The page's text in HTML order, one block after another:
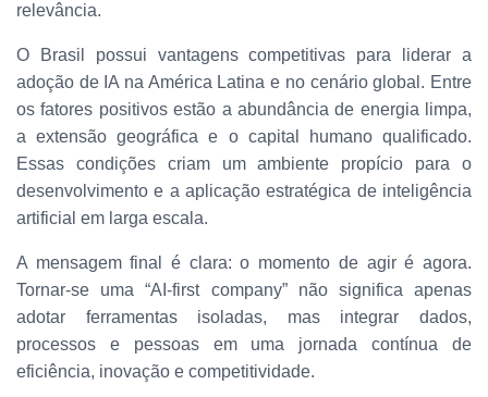
relevância.
O Brasil possui vantagens competitivas para liderar a
adoção de IA na América Latina e no cenário global. Entre
os fatores positivos estão a abundância de energia limpa,
a extensão geográfica e o capital humano qualificado.
Essas condições criam um ambiente propício para o
desenvolvimento e a aplicação estratégica de inteligência
artificial em larga escala.
A mensagem final é clara: o momento de agir é agora.
Tornar-se uma “AI-first company” não significa apenas
adotar ferramentas isoladas, mas integrar dados,
processos e pessoas em uma jornada contínua de
eficiência, inovação e competitividade.